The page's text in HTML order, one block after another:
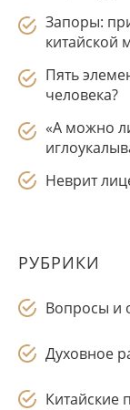
Запоры:
китайской
Пять
человека?
«А можно
Неврит
РУБРИКИ
Вопросы и
Духовное
Китайские